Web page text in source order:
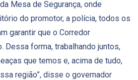
Mesa de Segurança, onde
do promotor, a polícia, todos os
garantir que o Corredor
Dessa forma, trabalhando juntos,
que temos e, acima de tudo,
região”, disse o governador